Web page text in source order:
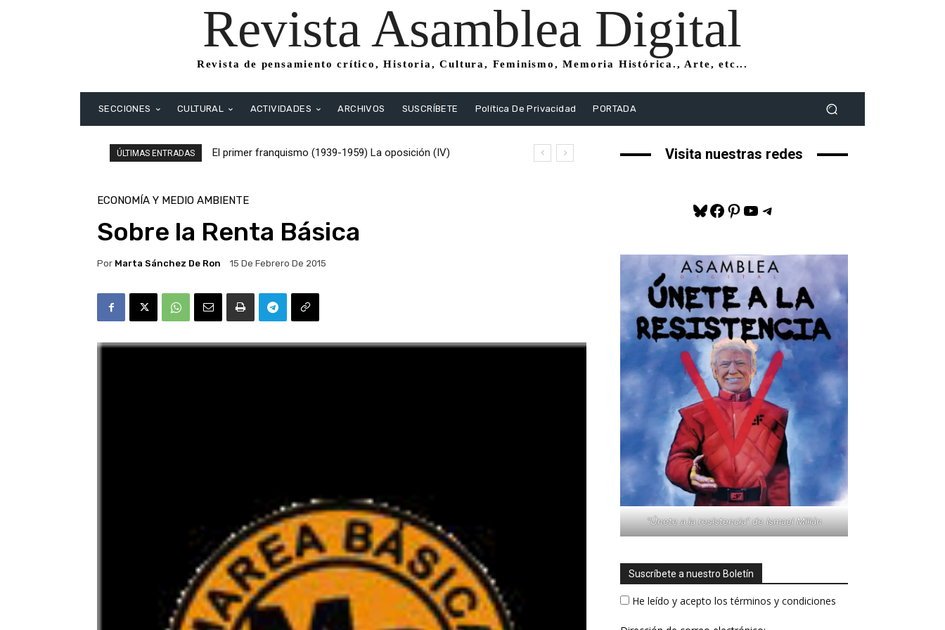
Revista Asamblea Digital
Revista de pensamiento crítico, Historia, Cultura, Feminismo, Memoria Histórica., Arte, etc...
SECCIONES CULTURAL ACTIVIDADES ARCHIVOS SUSCRÍBETE Política De Privacidad PORTADA
ÚLTIMAS ENTRADAS
El primer franquismo (1939-1959) La oposición (IV)
El primer franquismo (1939-1959) La oposición (III) El PSOE
ECONOMÍA Y MEDIO AMBIENTE
Sobre la Renta Básica
Por Marta Sánchez De Ron 15 De Febrero De 2015
Visita nuestras redes
Bluesky
Facebook
Pinterest
YouTube
Telegram
"Únete a la resistencia" de Ismael Millán
Suscríbete a nuestro Boletín
He leído y acepto los términos y condiciones